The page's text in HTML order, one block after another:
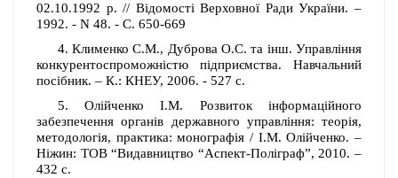
02.10.1992 р. // Відомості Верховної Ради України. –
1992. - N 48. - С. 650-669
4. Клименко С.М., Дуброва О.С. та інш. Управління
конкурентоспроможністю підприємства. Навчальний
посібник. – К.: КНЕУ, 2006. - 527 с.
5. Олійченко І.М. Розвиток інформаційного
забезпечення органів державного управління: теорія,
методологія, практика: монографія / І.М. Олійченко. –
Ніжин: ТОВ “Видавництво “Аспект-Поліграф”, 2010. –
432 с.